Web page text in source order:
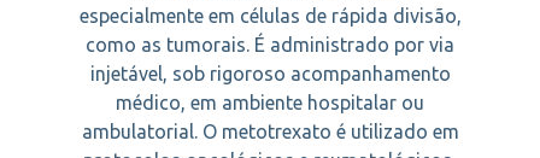
especialmente em células de rápida divisão,
como as tumorais. É administrado por via
injetável, sob rigoroso acompanhamento
médico, em ambiente hospitalar ou
ambulatorial. O metotrexato é utilizado em